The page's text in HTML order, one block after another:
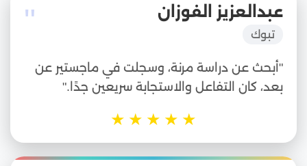
" عبدالعزيز الفوزان
تبوك
"أبحث عن دراسة مرنة، وسجلت في ماجستير عن
بعد، كان التفاعل والاستجابة سريعين جدًا."
★
★
★
★
★